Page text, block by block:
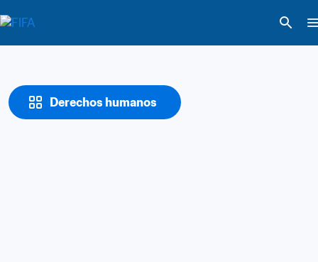
Derechos humanos